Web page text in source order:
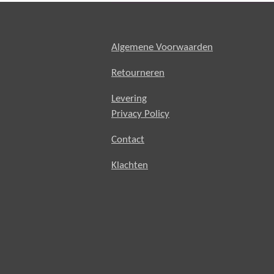
Algemene Voorwaarden
Retourneren
Levering
Privacy Policy
Contact
Klachten